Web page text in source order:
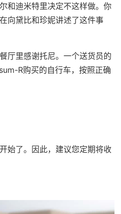
和迪米特里决定不这样做。你
向黛比和珍妮讲述了这件事
厅里感谢托尼。一个送货员的
R购买的自行车，按照正确
始了。因此，建议您定期将收